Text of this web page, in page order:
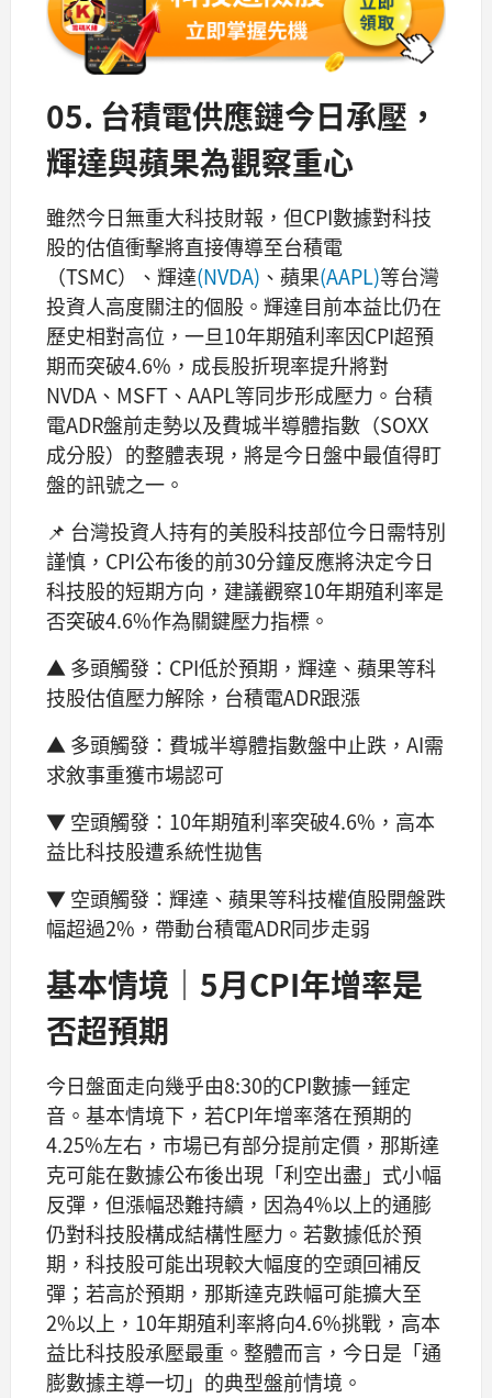
05. 台積電供應鏈今日承壓，
輝達與蘋果為觀察重心
雖然今日無重大科技財報，但CPI數據對科技
股的估值衝擊將直接傳導至台積電
（TSMC）、輝達(NVDA) 、蘋果(AAPL)等台灣
投資人高度關注的個股。輝達目前本益比仍在
歷史相對高位，一旦10年期殖利率因CPI超預
期而突破4.6%，成長股折現率提升將對
NVDA、MSFT、AAPL等同步形成壓力。台積
電ADR盤前走勢以及費城半導體指數（SOXX
成分股）的整體表現，將是今日盤中最值得盯
盤的訊號之一。
📌 台灣投資人持有的美股科技部位今日需特別
謹慎，CPI公布後的前30分鐘反應將決定今日
科技股的短期方向，建議觀察10年期殖利率是
否突破4.6%作為關鍵壓力指標。
▲ 多頭觸發：CPI低於預期，輝達、蘋果等科
技股估值壓力解除，台積電ADR跟漲
▲ 多頭觸發：費城半導體指數盤中止跌，AI需
求敘事重獲市場認可
▼ 空頭觸發：10年期殖利率突破4.6%，高本
益比科技股遭系統性拋售
▼ 空頭觸發：輝達、蘋果等科技權值股開盤跌
幅超過2%，帶動台積電ADR同步走弱
基本情境｜5月CPI年增率是
否超預期
今日盤面走向幾乎由8:30的CPI數據一錘定
音。基本情境下，若CPI年增率落在預期的
4.25%左右，市場已有部分提前定價，那斯達
克可能在數據公布後出現「利空出盡」式小幅
反彈，但漲幅恐難持續，因為4%以上的通膨
仍對科技股構成結構性壓力。若數據低於預
期，科技股可能出現較大幅度的空頭回補反
彈；若高於預期，那斯達克跌幅可能擴大至
2%以上，10年期殖利率將向4.6%挑戰，高本
益比科技股承壓最重。整體而言，今日是「通
膨數據主導一切」的典型盤前情境。